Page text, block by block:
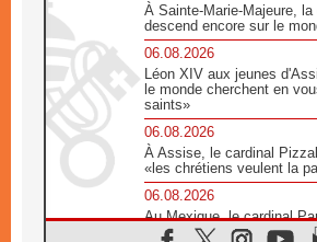
À Sainte-Marie-Majeure, la
descend encore sur le
06.08.2026
Léon XIV aux jeunes
le monde cherchent en
saints»
06.08.2026
À Assise, le cardinal
«les chrétiens veulent la
06.08.2026
Au Mexique, le cardinal
aux côtés des